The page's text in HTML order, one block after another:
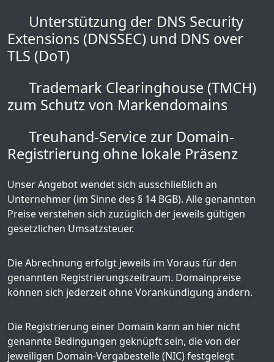
Unterstützung der DNS Security
Extensions (DNSSEC) und DNS over
TLS (DoT)
Trademark Clearinghouse (TMCH)
zum Schutz von Markendomains
Treuhand-Service zur Domain-
Registrierung ohne lokale Präsenz
Unser Angebot wendet sich ausschließlich an
Unternehmer (im Sinne des § 14 BGB). Alle genannten
Preise verstehen sich zuzüglich der jeweils gültigen
gesetzlichen Umsatzsteuer.
Die Abrechnung erfolgt jeweils im Voraus für den
genannten Registrierungszeitraum. Domainpreise
können sich jederzeit ohne Vorankündigung ändern.
Die Registrierung einer Domain kann an hier nicht
genannte Bedingungen geknüpft sein, die von der
jeweiligen Domain-Vergabestelle (NIC) festgelegt